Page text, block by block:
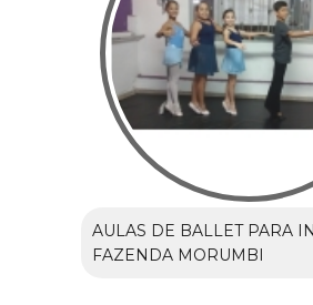
AULAS DE BALLET PARA
FAZENDA MORUMBI